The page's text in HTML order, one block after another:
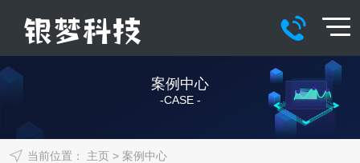
案例中心
-CASE -
当前位置： 主页> 案例中心